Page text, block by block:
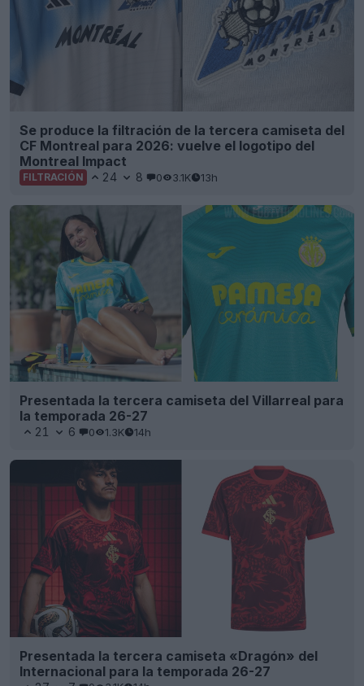
Se produce la filtración de la tercera camiseta del
CF Montreal para 2026: vuelve el logotipo del
Montreal Impact
FILTRACIÓN 24 8 0 3.1K 13h
Presentada la tercera camiseta del Villarreal para
la temporada 26-27
21 6 0 1.3K 14h
Presentada la tercera camiseta «Dragón» del
Internacional para la temporada 26-27